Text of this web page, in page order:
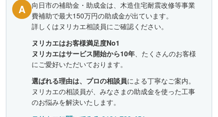
A
向日市の補助金・助成金は、木造住宅耐震改修等事業
費補助で最大150万円の助成金が出ています。
詳しくはヌリカエ相談員にご確認ください。
ヌリカエはお客様満足度No1
ヌリカエはサービス開始から10年、たくさんのお客様
にご愛好いただいております。
選ばれる理由は、プロの相談員による丁寧なご案内。
ヌリカエの相談員が、みなさまの助成金を使った工事
のお悩みを解決いたします。